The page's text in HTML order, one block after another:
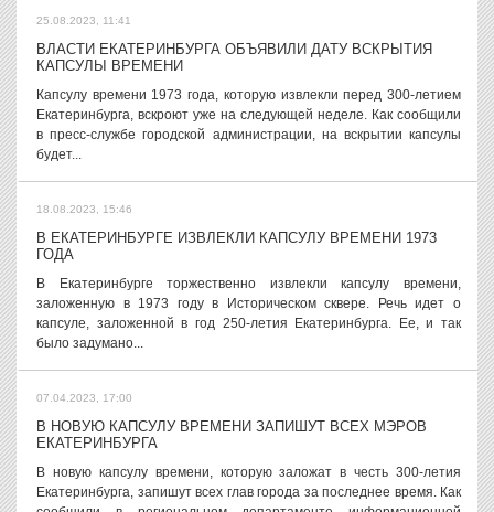
25.08.2023, 11:41
ВЛАСТИ ЕКАТЕРИНБУРГА ОБЪЯВИЛИ ДАТУ ВСКРЫТИЯ
КАПСУЛЫ ВРЕМЕНИ
Капсулу времени 1973 года, которую извлекли перед 300-летием
Екатеринбурга, вскроют уже на следующей неделе. Как сообщили
в пресс-службе городской администрации, на вскрытии капсулы
будет...
18.08.2023, 15:46
В ЕКАТЕРИНБУРГЕ ИЗВЛЕКЛИ КАПСУЛУ ВРЕМЕНИ 1973
ГОДА
В Екатеринбурге торжественно извлекли капсулу времени,
заложенную в 1973 году в Историческом сквере. Речь идет о
капсуле, заложенной в год 250-летия Екатеринбурга. Ее, и так
было задумано...
07.04.2023, 17:00
В НОВУЮ КАПСУЛУ ВРЕМЕНИ ЗАПИШУТ ВСЕХ МЭРОВ
ЕКАТЕРИНБУРГА
В новую капсулу времени, которую заложат в честь 300-летия
Екатеринбурга, запишут всех глав города за последнее время. Как